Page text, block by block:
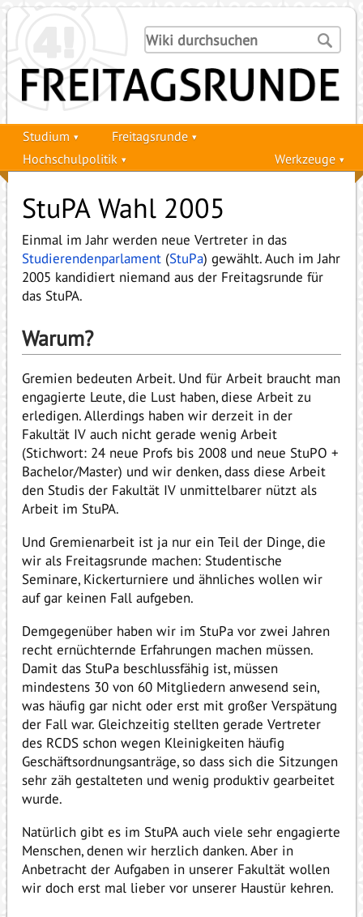
Studium
Freitagsrunde
Hochschulpolitik
Werkzeuge
StuPA Wahl 2005
Einmal im Jahr werden neue Vertreter in das
Studierendenparlament (StuPa) gewählt. Auch im Jahr
2005 kandidiert niemand aus der Freitagsrunde für
das StuPA.
Warum?
Gremien bedeuten Arbeit. Und für Arbeit braucht man
engagierte Leute, die Lust haben, diese Arbeit zu
erledigen. Allerdings haben wir derzeit in der
Fakultät IV auch nicht gerade wenig Arbeit
(Stichwort: 24 neue Profs bis 2008 und neue StuPO +
Bachelor/Master) und wir denken, dass diese Arbeit
den Studis der Fakultät IV unmittelbarer nützt als
Arbeit im StuPA.
Und Gremienarbeit ist ja nur ein Teil der Dinge, die
wir als Freitagsrunde machen: Studentische
Seminare, Kickerturniere und ähnliches wollen wir
auf gar keinen Fall aufgeben.
Demgegenüber haben wir im StuPa vor zwei Jahren
recht ernüchternde Erfahrungen machen müssen.
Damit das StuPa beschlussfähig ist, müssen
mindestens 30 von 60 Mitgliedern anwesend sein,
was häufig gar nicht oder erst mit großer Verspätung
der Fall war. Gleichzeitig stellten gerade Vertreter
des RCDS schon wegen Kleinigkeiten häufig
Geschäftsordnungsanträge, so dass sich die Sitzungen
sehr zäh gestalteten und wenig produktiv gearbeitet
wurde.
Natürlich gibt es im StuPA auch viele sehr engagierte
Menschen, denen wir herzlich danken. Aber in
Anbetracht der Aufgaben in unserer Fakultät wollen
wir doch erst mal lieber vor unserer Haustür kehren.